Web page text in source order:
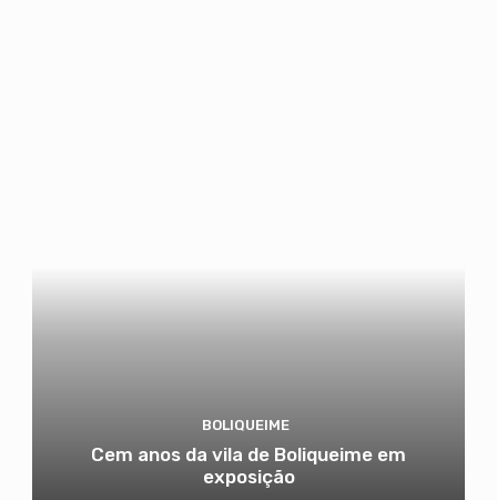
BOLIQUEIME
Cem anos da vila de Boliqueime em
exposição